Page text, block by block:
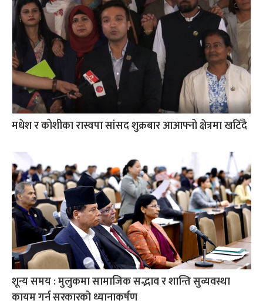
मधेश र कोशीका रास्वपा सांसद शुक्रबार आआफ्नो क्षेत्रमा खटिँदै
शून्य समय : मुलुकमा सामाजिक सद्भाव र शान्ति सुव्यवस्था
कायम गर्न सरकारको ध्यानाकर्षण